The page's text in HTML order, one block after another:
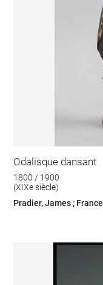
Odalisque dansant
1800 / 1900
(XIXe siècle)
Pradier, James ; France